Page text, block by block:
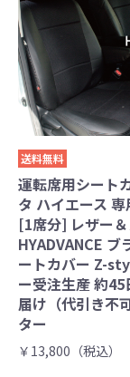
送料無料
運転席用シート
タ ハイエース
[1席分] レザー
HYADVANCE ブ
ートカバー Z-
ー受注生産 約45
届け（代引き不
ター
￥13,800（税込）